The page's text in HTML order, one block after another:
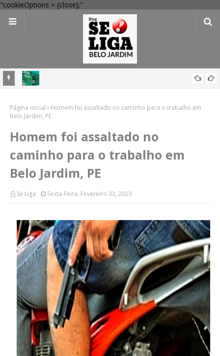
"cookieOptions = {close};"
compras
Página inicial
Homem foi assaltado no caminho para o trabalho em
Belo Jardim, PE
Homem foi assaltado no
caminho para o trabalho em
Belo Jardim, PE
Se Liga Sexta-Feira, Fevereiro 03, 2023